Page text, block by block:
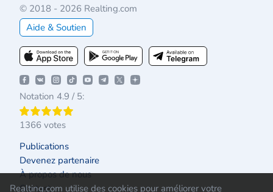
Realting.com utilise des cookies pour améliorer votre
© 2018 - 2026 Realting.com
Aide & Soutien
Notation 4.9 / 5:
1366 votes
Publications
Devenez partenaire
À propos de nous
Contact